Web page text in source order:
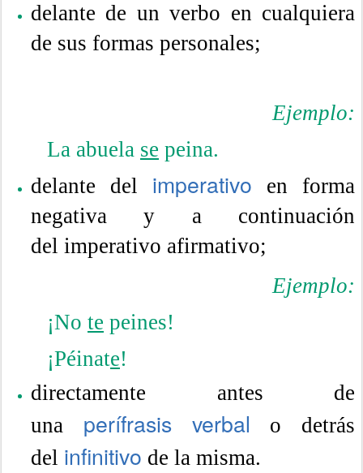
delante de un verbo en cualquiera
de sus formas personales;
Ejemplo:
La abuela se peina.
delante del imperativo en forma
negativa y a continuación
del imperativo afirmativo;
Ejemplo:
¡No te peines!
¡Péinate!
directamente antes de
una perífrasis verbal o detrás
del infinitivo de la misma.